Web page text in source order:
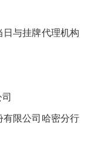
与挂牌代理机构
限公司哈密分行